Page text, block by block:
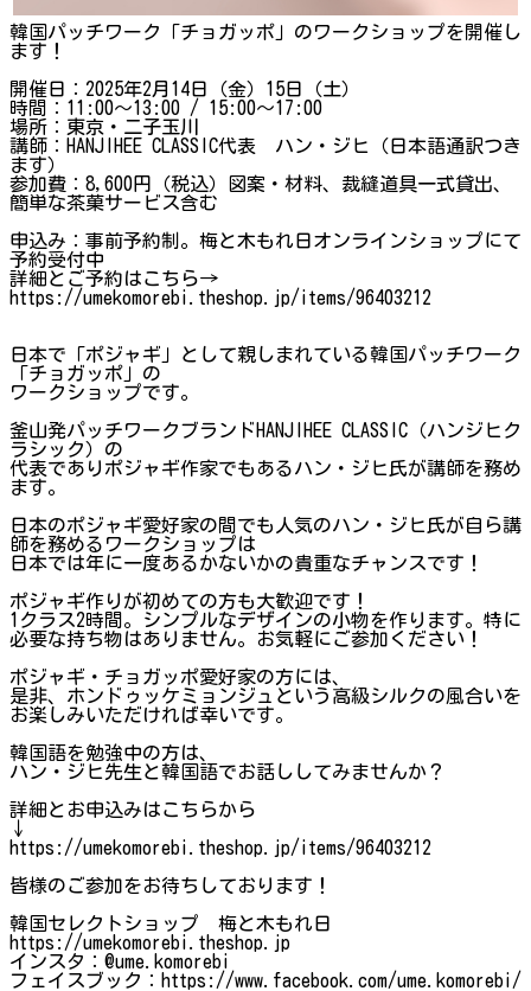
韓国パッチワーク「チョガッポ」のワークショップを開催し
ます！
開催日：2025年2月14日（金）15日（土）
時間：11:00～13:00 / 15:00～17:00
場所：東京・二子玉川
講師：HANJIHEE CLASSIC代表 ハン・ジヒ（日本語通訳つき
ます）
参加費：8,600円（税込）図案・材料、裁縫道具一式貸出、
簡単な茶菓サービス含む
申込み：事前予約制。梅と木もれ日オンラインショップにて
予約受付中
詳細とご予約はこちら→
https://umekomorebi.theshop.jp/items/96403212
日本で「ポジャギ」として親しまれている韓国パッチワーク
「チョガッポ」の
ワークショップです。
釜山発パッチワークブランドHANJIHEE CLASSIC（ハンジヒク
ラシック）の
代表でありポジャギ作家でもあるハン・ジヒ氏が講師を務め
ます。
日本のポジャギ愛好家の間でも人気のハン・ジヒ氏が自ら講
師を務めるワークショップは
日本では年に一度あるかないかの貴重なチャンスです！
ポジャギ作りが初めての方も大歓迎です！
1クラス2時間。シンプルなデザインの小物を作ります。特に
必要な持ち物はありません。お気軽にご参加ください！
ポジャギ・チョガッポ愛好家の方には、
是非、ホンドゥッケミョンジュという高級シルクの風合いを
お楽しみいただければ幸いです。
韓国語を勉強中の方は、
ハン・ジヒ先生と韓国語でお話ししてみませんか？
詳細とお申込みはこちらから
↓
https://umekomorebi.theshop.jp/items/96403212
皆様のご参加をお待ちしております！
韓国セレクトショップ 梅と木もれ日
https://umekomorebi.theshop.jp
インスタ：@ume.komorebi
フェイスブック：https://www.facebook.com/ume.komorebi/